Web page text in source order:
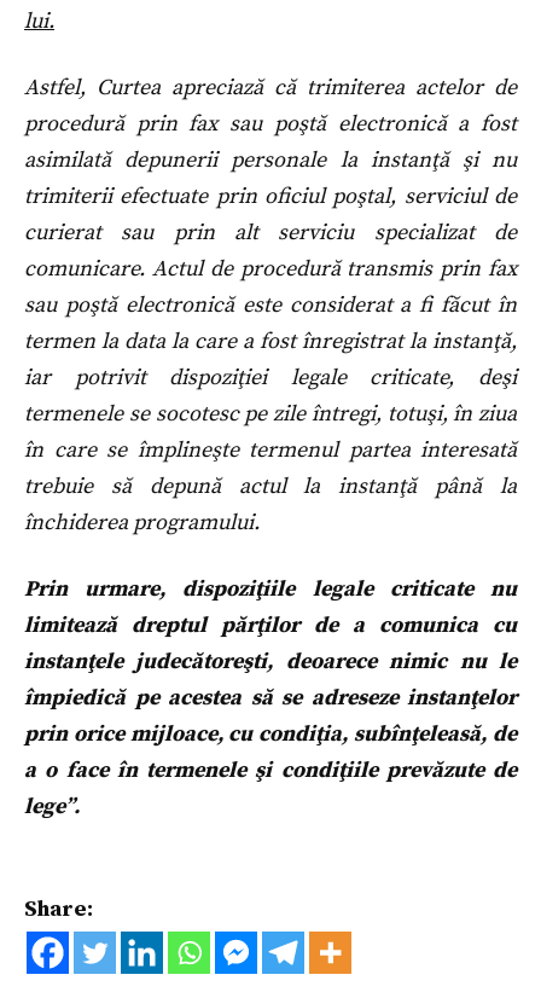
lui.
Astfel, Curtea apreciază că trimiterea actelor de
procedură prin fax sau poştă electronică a fost
asimilată depunerii personale la instanţă şi nu
trimiterii efectuate prin oficiul poştal, serviciul de
curierat sau prin alt serviciu specializat de
comunicare. Actul de procedură transmis prin fax
sau poştă electronică este considerat a fi făcut în
termen la data la care a fost înregistrat la instanţă,
iar potrivit dispoziţiei legale criticate, deşi
termenele se socotesc pe zile întregi, totuşi, în ziua
în care se împlineşte termenul partea interesată
trebuie să depună actul la instanţă până la
închiderea programului.
Prin urmare, dispoziţiile legale criticate nu
limitează dreptul părţilor de a comunica cu
instanţele judecătoreşti, deoarece nimic nu le
împiedică pe acestea să se adreseze instanţelor
prin orice mijloace, cu condiţia, subînţeleasă, de
a o face în termenele şi condiţiile prevăzute de
lege”.
Share: